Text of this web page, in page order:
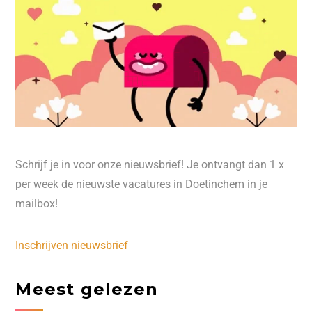
Schrijf je in voor onze nieuwsbrief! Je ontvangt dan 1 x
per week de nieuwste vacatures in Doetinchem in je
mailbox!
Inschrijven nieuwsbrief
Meest gelezen